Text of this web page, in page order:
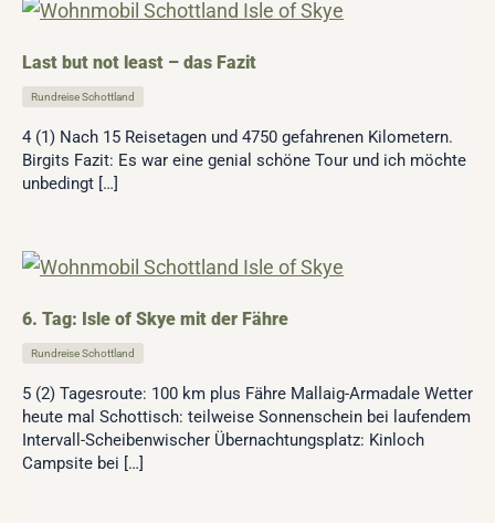
Last but not least – das Fazit
Rundreise Schottland
4 (1) Nach 15 Reisetagen und 4750 gefahrenen Kilometern.
Birgits Fazit: Es war eine genial schöne Tour und ich möchte
unbedingt […]
6. Tag: Isle of Skye mit der Fähre
Rundreise Schottland
5 (2) Tagesroute: 100 km plus Fähre Mallaig-Armadale Wetter
heute mal Schottisch: teilweise Sonnenschein bei laufendem
Intervall-Scheibenwischer Übernachtungsplatz: Kinloch
Campsite bei […]